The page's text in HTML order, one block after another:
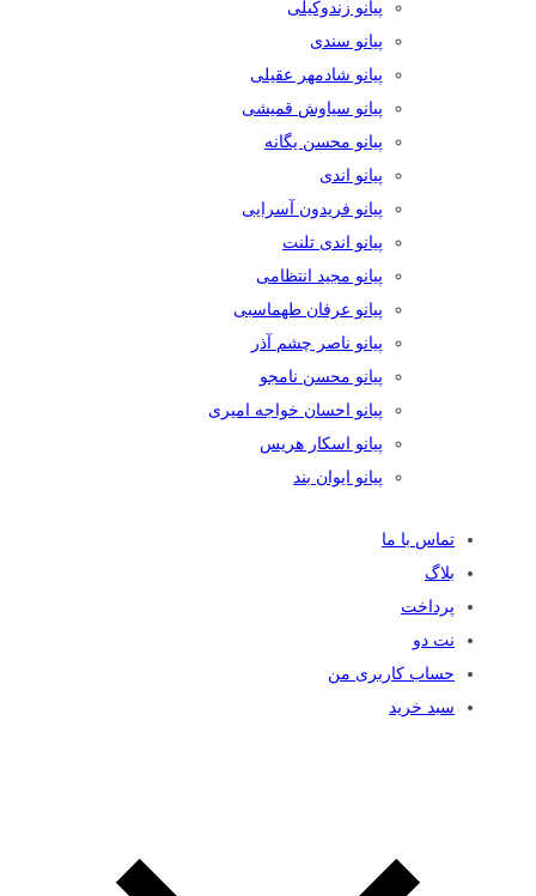
پیانو زندوکیلی
پیانو سندی
پیانو شادمهر عقیلی
پیانو سیاوش قمیشی
پیانو محسن یگانه
پیانو اندی
پیانو فریدون آسرایی
پیانو اندی تلنت
پیانو مجید انتظامی
پیانو عرفان طهماسبی
پیانو ناصر چشم آذر
پیانو محسن نامجو
پیانو احسان خواجه امیری
پیانو اسکار هریس
پیانو ایوان بند
تماس با ما
بلاگ
پرداخت
نت دو
حساب کاربری من
سبد خرید